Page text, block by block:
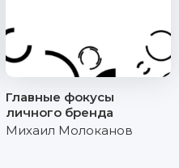
Главные фокусы
личного бренда
Михаил Молоканов